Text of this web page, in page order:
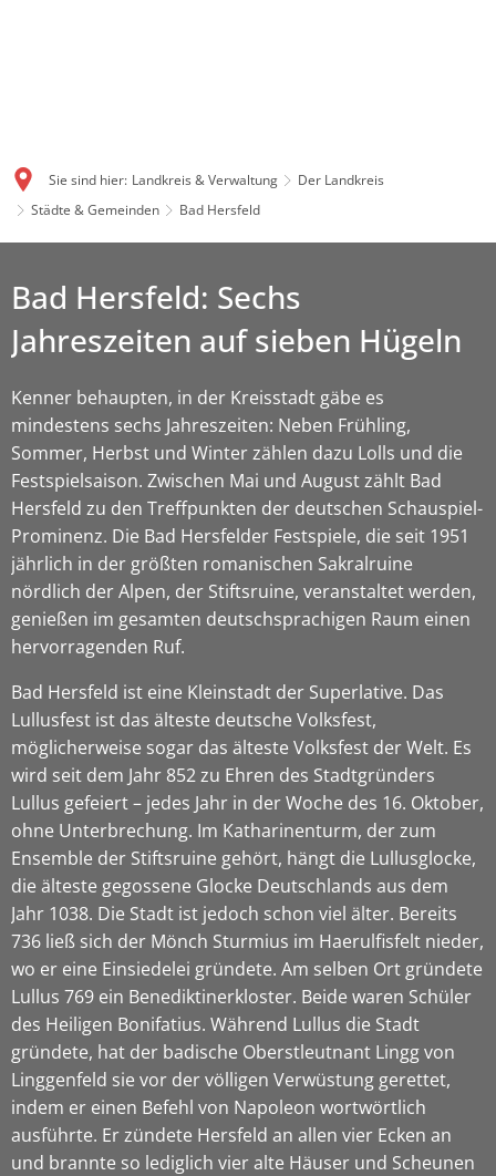
Sie sind hier: Landkreis & Verwaltung
Der Landkreis
Städte & Gemeinden
Bad Hersfeld
Bad Hersfeld: Sechs
Jahreszeiten auf sieben Hügeln
Kenner behaupten, in der Kreisstadt gäbe es
mindestens sechs Jahreszeiten: Neben Frühling,
Sommer, Herbst und Winter zählen dazu Lolls und die
Festspielsaison. Zwischen Mai und August zählt Bad
Hersfeld zu den Treffpunkten der deutschen Schauspiel-
Prominenz. Die Bad Hersfelder Festspiele, die seit 1951
jährlich in der größten romanischen Sakralruine
nördlich der Alpen, der Stiftsruine, veranstaltet werden,
genießen im gesamten deutschsprachigen Raum einen
hervorragenden Ruf.
Bad Hersfeld ist eine Kleinstadt der Superlative. Das
Lullusfest ist das älteste deutsche Volksfest,
möglicherweise sogar das älteste Volksfest der Welt. Es
wird seit dem Jahr 852 zu Ehren des Stadtgründers
Lullus gefeiert – jedes Jahr in der Woche des 16. Oktober,
ohne Unterbrechung. Im Katharinenturm, der zum
Ensemble der Stiftsruine gehört, hängt die Lullusglocke,
die älteste gegossene Glocke Deutschlands aus dem
Jahr 1038. Die Stadt ist jedoch schon viel älter. Bereits
736 ließ sich der Mönch Sturmius im Haerulfisfelt nieder,
wo er eine Einsiedelei gründete. Am selben Ort gründete
Lullus 769 ein Benediktinerkloster. Beide waren Schüler
des Heiligen Bonifatius. Während Lullus die Stadt
gründete, hat der badische Oberstleutnant Lingg von
Linggenfeld sie vor der völligen Verwüstung gerettet,
indem er einen Befehl von Napoleon wortwörtlich
ausführte. Er zündete Hersfeld an allen vier Ecken an
und brannte so lediglich vier alte Häuser und Scheunen